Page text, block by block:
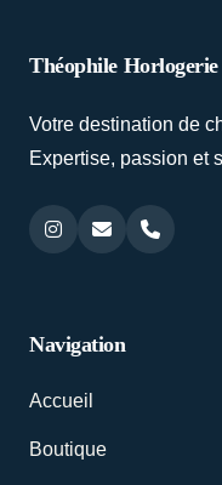
Théophile Horlogerie
Votre destination de
Expertise, passion et
Navigation
Accueil
Boutique